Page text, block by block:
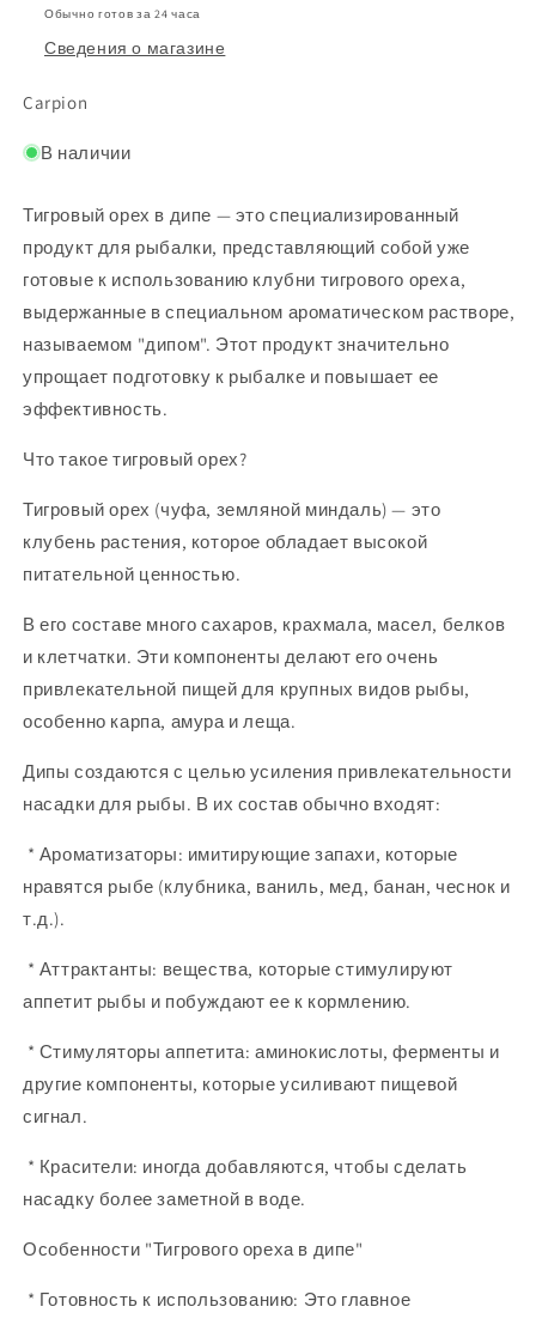
Обычно готов за 24 часа
Сведения о магазине
Carpion
В наличии
Тигровый орех в дипе — это специализированный
продукт для рыбалки, представляющий собой уже
готовые к использованию клубни тигрового ореха,
выдержанные в специальном ароматическом растворе,
называемом "дипом". Этот продукт значительно
упрощает подготовку к рыбалке и повышает ее
эффективность.
Что такое тигровый орех?
Тигровый орех (чуфа, земляной миндаль) — это
клубень растения, которое обладает высокой
питательной ценностью.
В его составе много сахаров, крахмала, масел, белков
и клетчатки. Эти компоненты делают его очень
привлекательной пищей для крупных видов рыбы,
особенно карпа, амура и леща.
Дипы создаются с целью усиления привлекательности
насадки для рыбы. В их состав обычно входят:
* Ароматизаторы: имитирующие запахи, которые
нравятся рыбе (клубника, ваниль, мед, банан, чеснок и
т.д.).
* Аттрактанты: вещества, которые стимулируют
аппетит рыбы и побуждают ее к кормлению.
* Стимуляторы аппетита: аминокислоты, ферменты и
другие компоненты, которые усиливают пищевой
сигнал.
* Красители: иногда добавляются, чтобы сделать
насадку более заметной в воде.
Особенности "Тигрового ореха в дипе"
* Готовность к использованию: Это главное